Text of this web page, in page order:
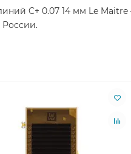
C+ 0.07 14 мм Le